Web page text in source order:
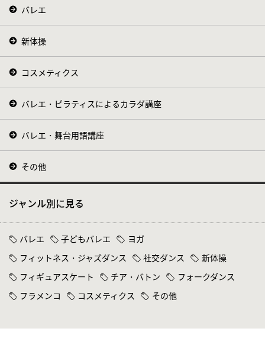
バレエ
新体操
コスメティクス
バレエ・ピラティスによるカラダ講座
バレエ・舞台用語講座
その他
ジャンル別に見る
バレエ 子どもバレエ
ヨガ
フィットネス・ジャズダンス
社交ダンス
新体操
フィギュアスケート
チア・バトン
フォークダンス
フラメンコ
コスメティクス その他